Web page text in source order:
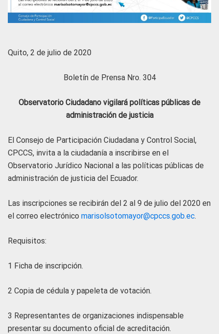
Quito, 2 de julio de 2020
Boletín de Prensa Nro. 304
Observatorio Ciudadano vigilará políticas públicas de
administración de justicia
El Consejo de Participación Ciudadana y Control Social,
CPCCS, invita a la ciudadanía a inscribirse en el
Observatorio Jurídico Nacional a las políticas públicas de
administración de justicia del Ecuador.
Las inscripciones se recibirán del 2 al 9 de julio del 2020 en
el correo electrónico marisolsotomayor@cpccs.gob.ec.
Requisitos:
1 Ficha de inscripción.
2 Copia de cédula y papeleta de votación.
3 Representantes de organizaciones indispensable
presentar su documento oficial de acreditación.